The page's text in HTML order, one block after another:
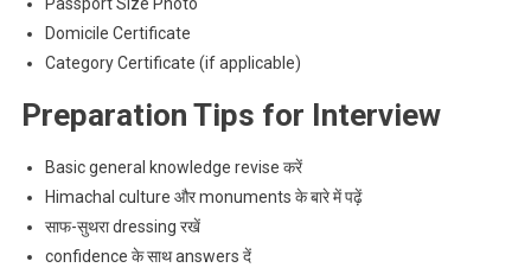
Domicile Certificate
Category Certificate (if applicable)
Preparation Tips for Interview
Basic general knowledge revise करें
Himachal culture और monuments के बारे में पढ़ें
साफ-सुथरा dressing रखें
confidence के साथ answers दें